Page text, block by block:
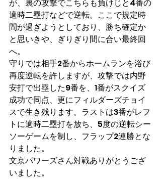
が、裏の攻撃でこちらも負けじと4番の
適時二塁打などで逆転。ここで規定時
間が過ぎようとしており、勝ち確定か
と思いきや、ぎりぎり間に合い最終回
へ。
守りでは相手2番からホームランを浴び
再度逆転を許しますが、攻撃では内野
安打で出塁した9番を、1番がスクイズ
成功で同点、更にフィルダーズチョイ
スで生き残ります。ラストは3番がレフ
トに適時二塁打を放ち、5度の逆転シー
ソーゲームを制し、フラップ2連勝とな
りました。
文京パワーズさん対戦ありがとうござ
いました。